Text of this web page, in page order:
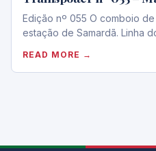
Edição nº 055 O comboio
estação de Samardã. Linha
READ MORE →